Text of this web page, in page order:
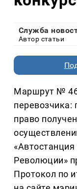
Служба
Автор статьи
Маршрут № 46
перевозчика:
право
Революции»
Протокол по